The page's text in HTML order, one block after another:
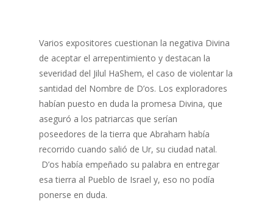
Varios expositores cuestionan la negativa Divina
de aceptar el arrepentimiento y destacan la
severidad del Jilul HaShem, el caso de violentar la
santidad del Nombre de D’os. Los exploradores
habían puesto en duda la promesa Divina, que
aseguró a los patriarcas que serían
poseedores de la tierra que Abraham había
recorrido cuando salió de Ur, su ciudad natal.
D’os había empeñado su palabra en entregar
esa tierra al Pueblo de Israel y, eso no podía
ponerse en duda.